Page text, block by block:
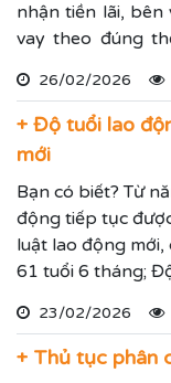
nhận tiền lãi,
vay theo đúng
cho vay tiền
26/02/2026
+ Độ tuổi lao
mới
Bạn có biết? Từ
động tiếp tục
luật lao động
61 tuổi 6 tháng;
23/02/2026
+ Thủ tục phân